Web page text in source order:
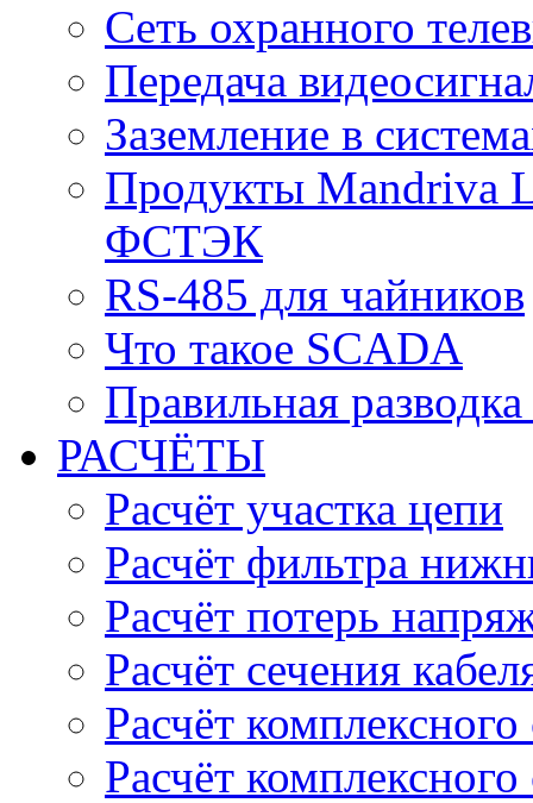
Cеть охранного
Передача
Заземление в
Продукты Mandriva
ФСТЭК
RS-485 для чайников
Что такое SCADA
Правильная
РАСЧЁТЫ
Расчёт участка цепи
Расчёт фильтра
Расчёт потерь
Расчёт сечения
Расчёт
Расчёт